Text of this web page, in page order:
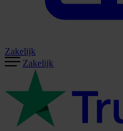
Zakelijk
Zakelijk